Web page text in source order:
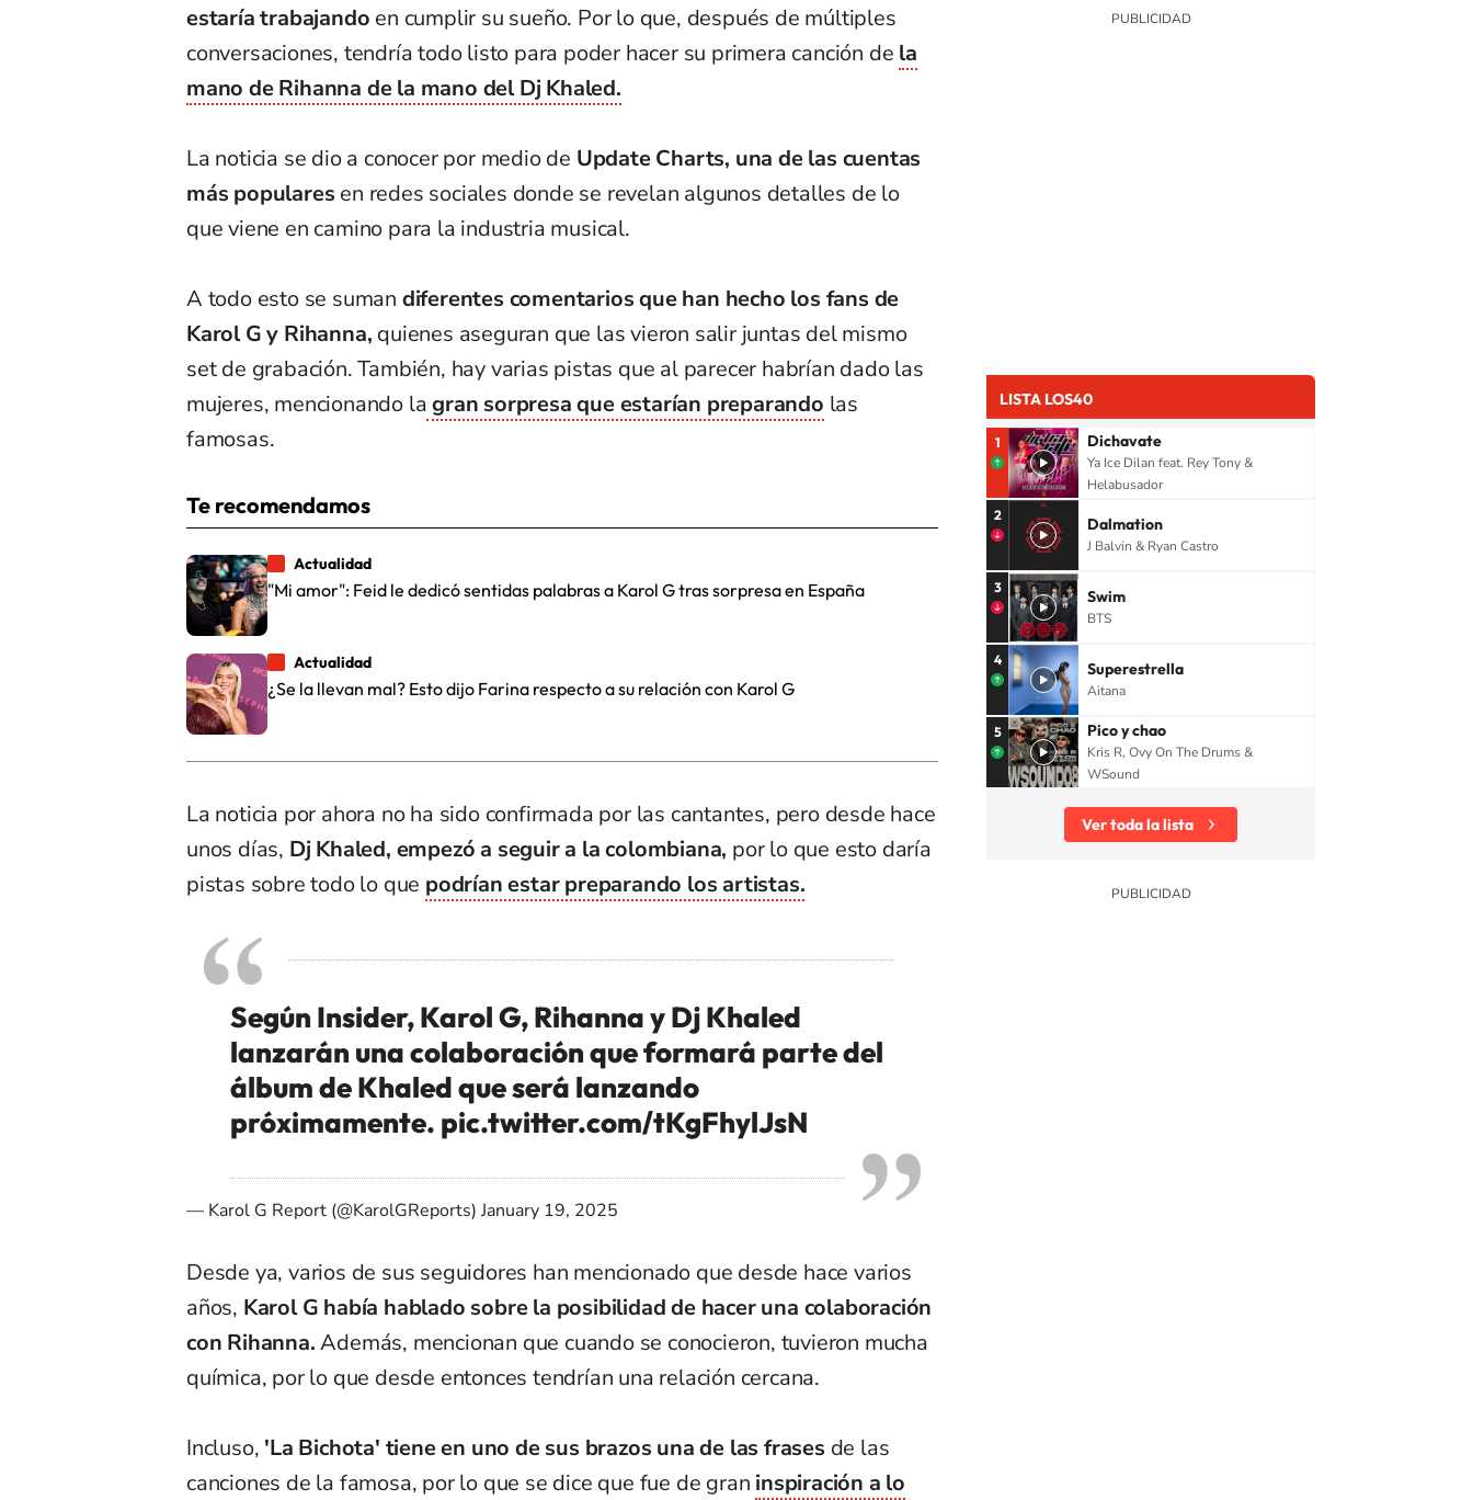
estaría trabajando en cumplir su sueño. Por lo que, después de múltiples
conversaciones, tendría todo listo para poder hacer su primera canción de la
mano de Rihanna de la mano del Dj Khaled.
La noticia se dio a conocer por medio de Update Charts, una de las cuentas
más populares en redes sociales donde se revelan algunos detalles de lo
que viene en camino para la industria musical.
A todo esto se suman diferentes comentarios que han hecho los fans de
Karol G y Rihanna, quienes aseguran que las vieron salir juntas del mismo
set de grabación. También, hay varias pistas que al parecer habrían dado las
mujeres, mencionando lagran sorpresa que estarían preparando las
famosas.
Te recomendamos
Actualidad
"Mi amor": Feid le dedicó sentidas palabras a Karol G tras sorpresa en España
Actualidad
¿Se la llevan mal? Esto dijo Farina respecto a su relación con Karol G
La noticia por ahora no ha sido confirmada por las cantantes, pero desde hace
unos días, Dj Khaled, empezó a seguir a la colombiana, por lo que esto daría
pistas sobre todo lo que podrían estar preparando los artistas.
Según Insider, Karol G, Rihanna y Dj Khaled
lanzarán una colaboración que formará parte del
álbum de Khaled que será lanzando
próximamente. pic.twitter.com/tKgFhylJsN
— Karol G Report (@KarolGReports)January 19, 2025
Desde ya, varios de sus seguidores han mencionado que desde hace varios
años, Karol G había hablado sobre la posibilidad de hacer una colaboración
con Rihanna.Además, mencionan que cuando se conocieron, tuvieron mucha
química, por lo que desde entonces tendrían una relación cercana.
Incluso, 'La Bichota' tiene en uno de sus brazos una de las frases de las
canciones de la famosa, por lo que se dice que fue de gran inspiración a lo
LISTA LOS40
1 Dichavate
Ya Ice Dilan feat. Rey Tony &
Helabusador
2 Dalmation
J Balvin & Ryan Castro
3 Swim
BTS
4 Superestrella
Aitana
5 Pico y chao
Kris R, Ovy On The Drums &
WSound
Ver toda la lista